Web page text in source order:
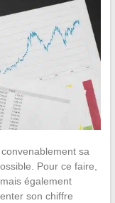
sa
Pour ce faire,
également
son chiffre